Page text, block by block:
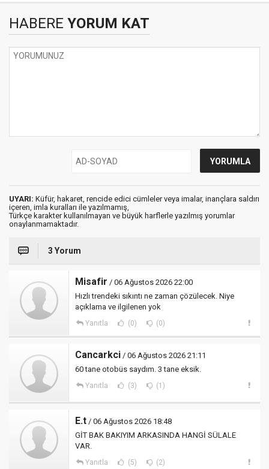
HABERE YORUM KAT
UYARI: Küfür, hakaret, rencide edici cümleler veya imalar, inançlara saldırı
içeren, imla kuralları ile yazılmamış,
Türkçe karakter kullanılmayan ve büyük harflerle yazılmış yorumlar
onaylanmamaktadır.
3 Yorum
Misafir / 06 Ağustos 2026 22:00
Hızlı trendeki sıkıntı ne zaman çözülecek. Niye
açıklama ve ilgilenen yok
Yanıtla (0) (0)
Cancarkci / 06 Ağustos 2026 21:11
60 tane otobüs saydım. 3 tane eksik.
Yanıtla (3) (1)
E.t / 06 Ağustos 2026 18:48
GİT BAK BAKIYIM ARKASINDA HANGİ SÜLALE
VAR.
Yanıtla (5) (2)